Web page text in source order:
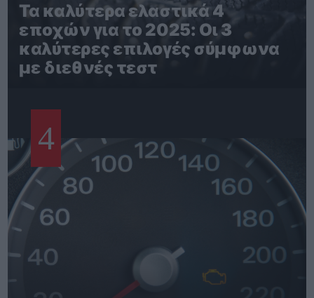
Τα καλύτερα ελαστικά 4
εποχών για το 2025: Οι 3
καλύτερες επιλογές σύμφωνα
με διεθνές τεστ
4